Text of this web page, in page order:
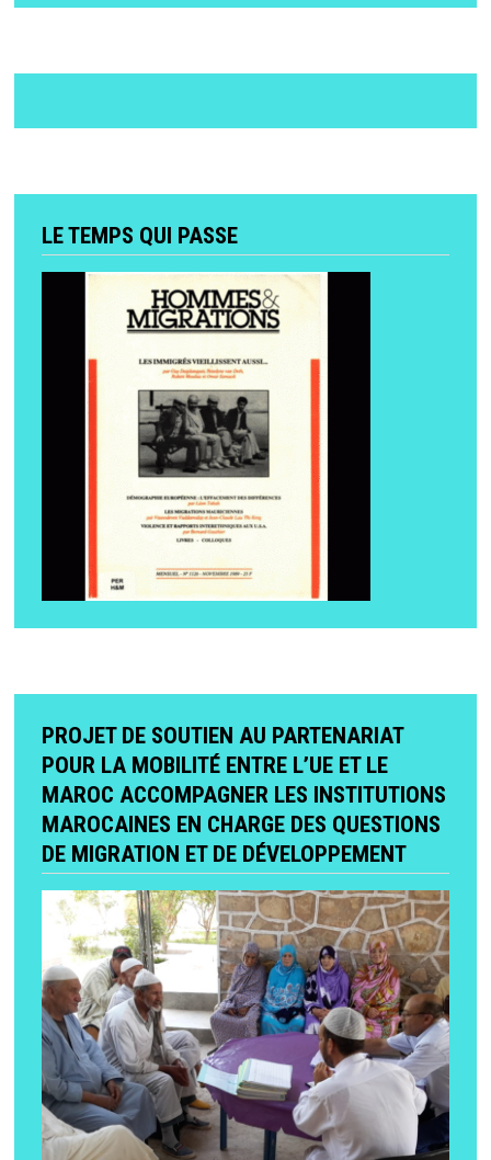
LE TEMPS QUI PASSE
PROJET DE SOUTIEN AU PARTENARIAT
POUR LA MOBILITÉ ENTRE L’UE ET LE
MAROC ACCOMPAGNER LES INSTITUTIONS
MAROCAINES EN CHARGE DES QUESTIONS
DE MIGRATION ET DE DÉVELOPPEMENT